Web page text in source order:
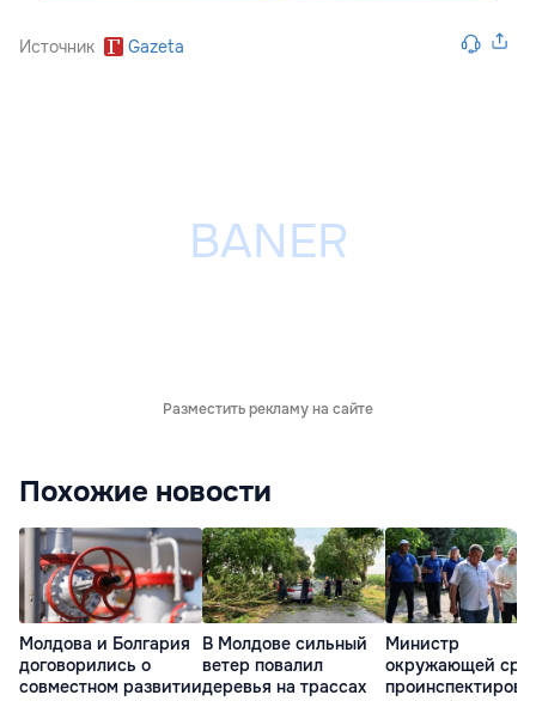
Источник Gazeta
Разместить рекламу на сайте
Похожие новости
Молдова и Болгария
договорились о
совместном развитии
В Молдове сильный
ветер повалил
деревья на трассах
Министр
окружающей